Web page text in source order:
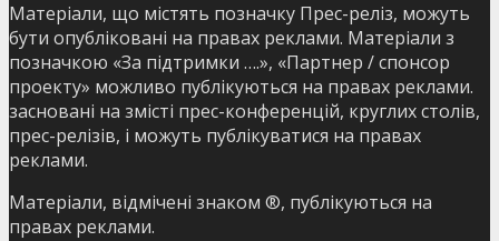
Матеріали, що містять позначку Прес-реліз, можуть
бути опубліковані на правах реклами. Матеріали з
позначкою «За підтримки ….», «Партнер / спонсор
проекту» можливо публікуються на правах реклами.
засновані на змісті прес-конференцій, круглих столів,
прес-релізів, і можуть публікуватися на правах
реклами.
Матеріали, відмічені знаком ®, публікуються на
правах реклами.